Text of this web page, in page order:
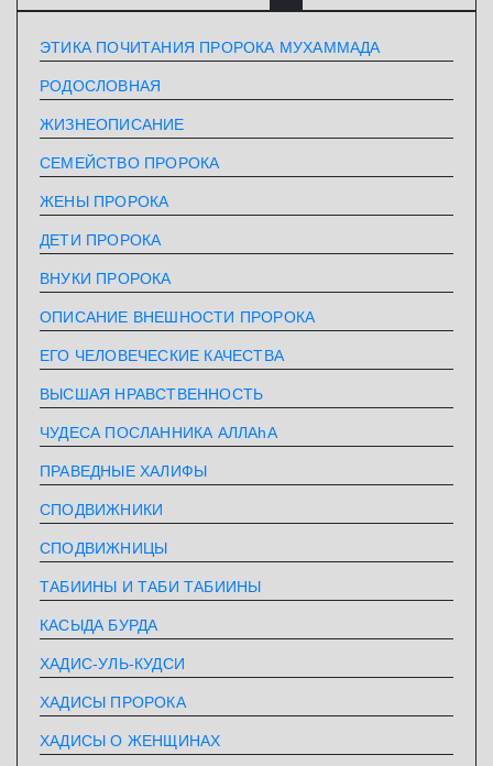
ЭТИКА ПОЧИТАНИЯ ПРОРОКА МУХАММАДА
РОДОСЛОВНАЯ
ЖИЗНЕОПИСАНИЕ
СЕМЕЙСТВО ПРОРОКА
ЖЕНЫ ПРОРОКА
ДЕТИ ПРОРОКА
ВНУКИ ПРОРОКА
ОПИСАНИЕ ВНЕШНОСТИ ПРОРОКА
ЕГО ЧЕЛОВЕЧЕСКИЕ КАЧЕСТВА
ВЫСШАЯ НРАВСТВЕННОСТЬ
ЧУДЕСА ПОСЛАННИКА АЛЛАhА
ПРАВЕДНЫЕ ХАЛИФЫ
СПОДВИЖНИКИ
СПОДВИЖНИЦЫ
ТАБИИНЫ И ТАБИ ТАБИИНЫ
КАСЫДА БУРДА
ХАДИС-УЛЬ-КУДСИ
ХАДИСЫ ПРОРОКА
ХАДИСЫ О ЖЕНЩИНАХ